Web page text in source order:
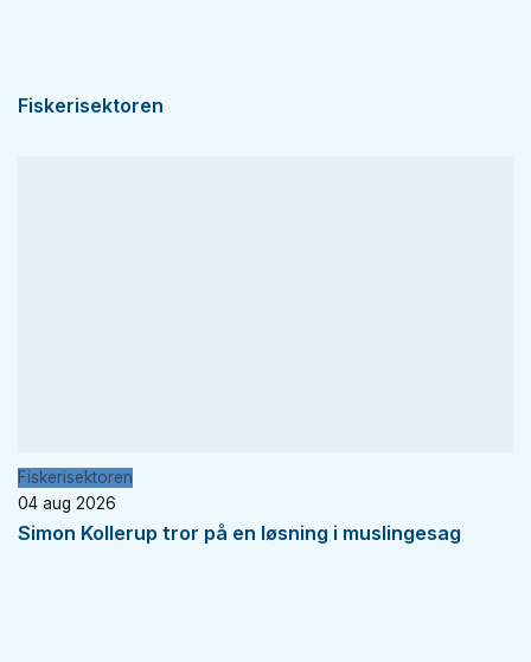
Fiskerisektoren
Fiskerisektoren
04 aug 2026
Simon Kollerup tror på en løsning i muslingesag